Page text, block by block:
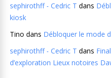
sephirothff - Cedric T dans
kiosk
Tino dans Débloquer le mode
sephirothff - Cedric T dans
d’exploration Lieux notoires